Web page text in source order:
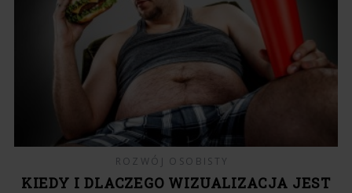
ROZWÓJ OSOBISTY
KIEDY I DLACZEGO WIZUALIZACJA JEST